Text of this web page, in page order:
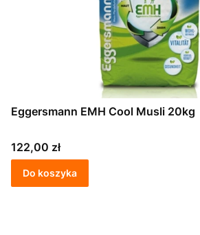
Eggersmann EMH Cool Musli 20kg
Cena
122,00 zł
Do koszyka